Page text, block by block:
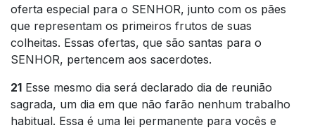
oferta especial para o SENHOR, junto com os pães
que representam os primeiros frutos de suas
colheitas. Essas ofertas, que são santas para o
SENHOR, pertencem aos sacerdotes.
21 Esse mesmo dia será declarado dia de reunião
sagrada, um dia em que não farão nenhum trabalho
habitual. Essa é uma lei permanente para vocês e